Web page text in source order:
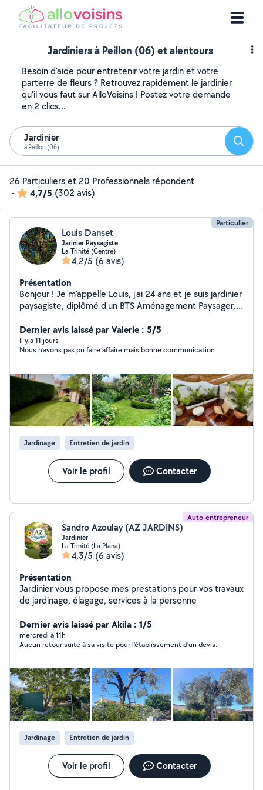
Jardiniers à Peillon (06) et alentours
Besoin d'aide pour entretenir votre jardin et votre
parterre de fleurs ? Retrouvez rapidement le jardinier
qu'il vous faut sur AlloVoisins ! Postez votre demande
en 2 clics...
Jardinier
à Peillon (06)
26 Particuliers et 20 Professionnels répondent
-
4,7/5 (302 avis)
Particulier
Louis Danset
Jarinier Paysagiste
La Trinité (Centre)
4,2/5 (6 avis)
Présentation
Bonjour ! Je m'appelle Louis, j'ai 24 ans et je suis jardinier
paysagiste, diplômé d'un BTS Aménagement Paysager.
mon savoir-faire à votre service pour tous vos projets
d'aménagement extérieur. Que ce soit pour la création
de jardins, l'entretien de vos espaces verts ou la
accompagne pour concrétiser vos envies. N'hésitez pas
à me contacter pour échanger sur votre projet !
Dernier avis laissé par Valerie : 5/5
Il y a 11 jours
Nous n’avons pas pu faire affaire mais bonne communication
Jardinage Entretien de jardin
Voir le profil Contacter
Auto-entrepreneur
Sandro Azoulay (AZ JARDINS)
Jardinier
La Trinité (La Plana)
4,3/5 (6 avis)
Présentation
Jardinier vous propose mes prestations pour vos travaux
de jardinage, élagage, services à la personne
Dernier avis laissé par Akila : 1/5
mercredi à 11h
Aucun retour suite à sa visite pour l’établissement d’un devis.
Jardinage Entretien de jardin
Voir le profil Contacter